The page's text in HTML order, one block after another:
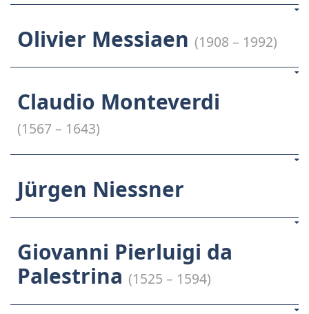
Olivier Messiaen (1908 – 1992)
Claudio Monteverdi
(1567 – 1643)
Jürgen Niessner
Giovanni Pierluigi da
Palestrina (1525 – 1594)